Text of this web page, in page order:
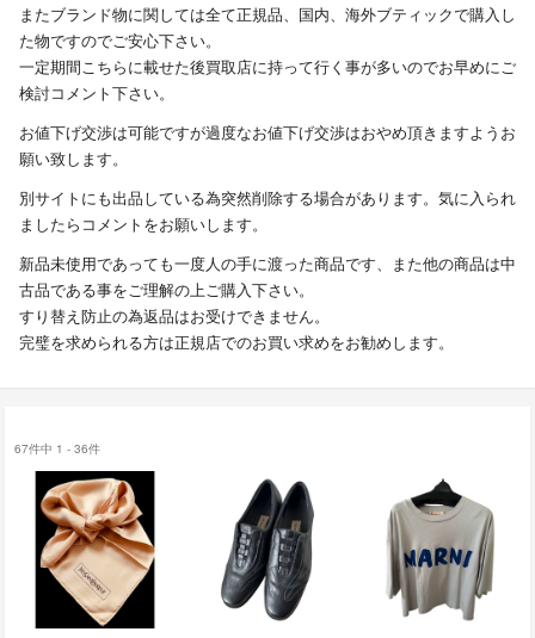
またブランド物に関しては全て正規品、国内、海外ブティックで購入し
た物ですのでご安心下さい。
一定期間こちらに載せた後買取店に持って行く事が多いのでお早めにご
検討コメント下さい。
お値下げ交渉は可能ですが過度なお値下げ交渉はおやめ頂きますようお
願い致します。
別サイトにも出品している為突然削除する場合があります。気に入られ
ましたらコメントをお願いします。
新品未使用であっても一度人の手に渡った商品です、また他の商品は中
古品である事をご理解の上ご購入下さい。
すり替え防止の為返品はお受けできません。
完璧を求められる方は正規店でのお買い求めをお勧めします。
67件中 1 - 36件